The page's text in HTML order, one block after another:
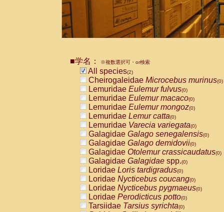
■学名： ※複数選択可・or検索
All species(2)
Cheirogaleidae Microcebus murinus(0)
Lemuridae Eulemur fulvus(0)
Lemuridae Eulemur macaco(0)
Lemuridae Eulemur mongoz(0)
Lemuridae Lemur catta(0)
Lemuridae Varecia variegata(0)
Galagidae Galago senegalensis(0)
Galagidae Galago demidovii(0)
Galagidae Otolemur crassicaudatus(0)
Galagidae Galagidae spp.(0)
Loridae Loris tardigradus(0)
Loridae Nycticebus coucang(0)
Loridae Nycticebus pygmaeus(0)
Loridae Perodicticus potto(0)
Tarsiidae Tarsius syrichta(0)